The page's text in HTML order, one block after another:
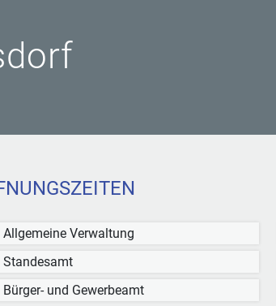
Allgemeine Verwaltung
Standesamt
Bürger- und Gewerbeamt